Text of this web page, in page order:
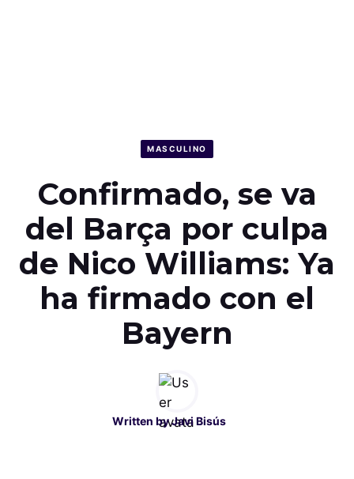
MASCULINO
Confirmado, se va
del Barça por culpa
de Nico Williams: Ya
ha firmado con el
Bayern
Written byJavi Bisús